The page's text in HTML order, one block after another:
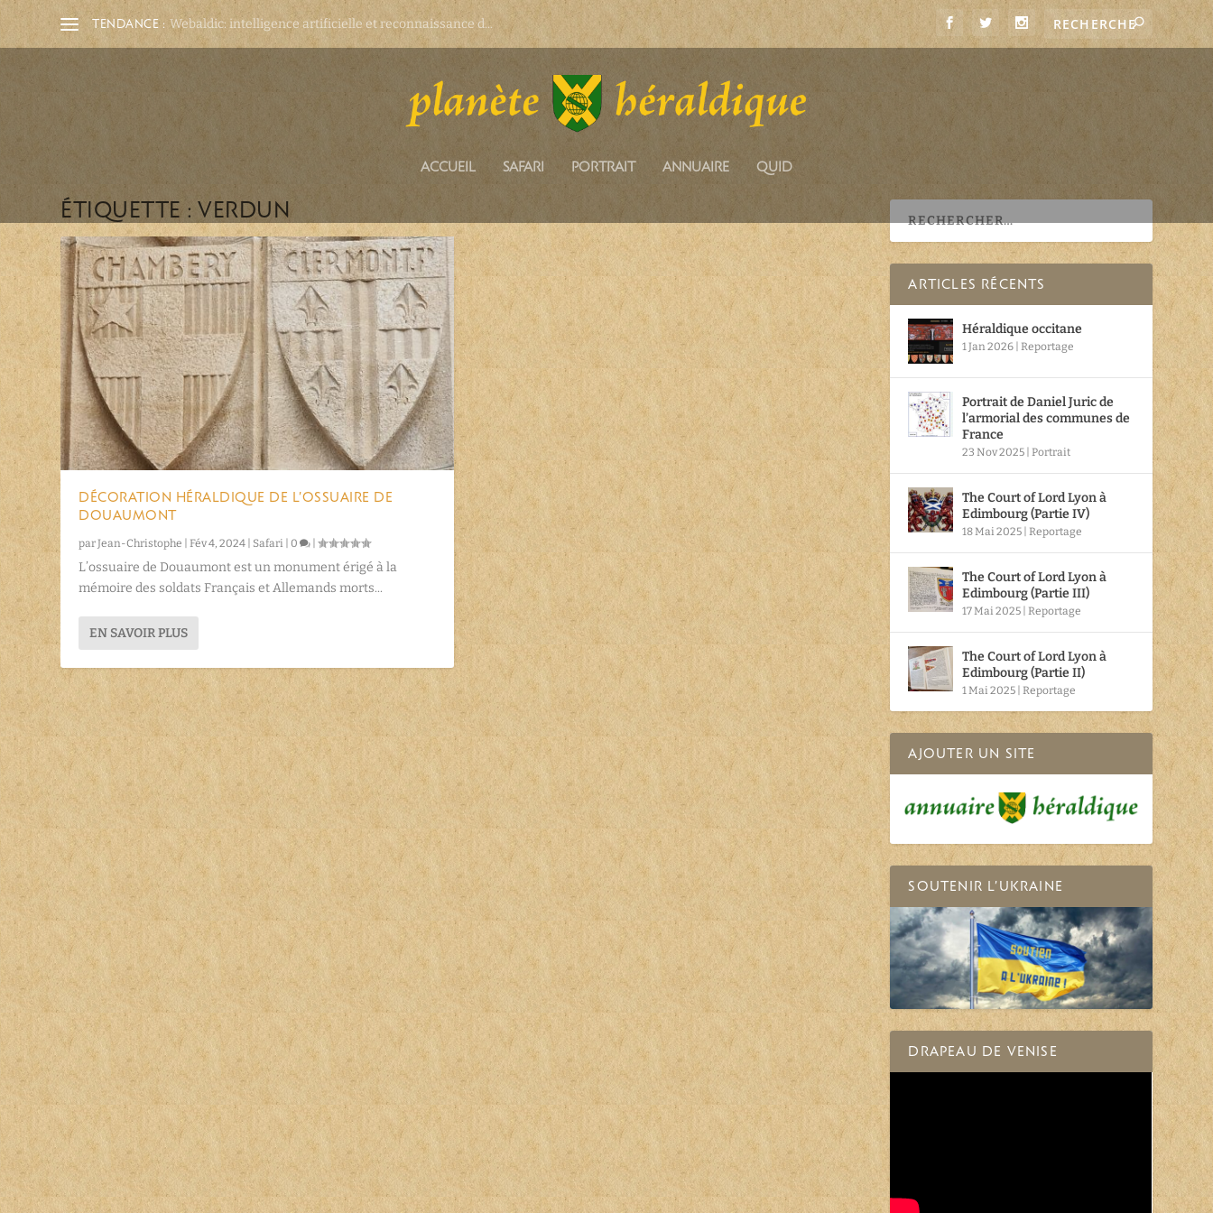
TENDANCE : Webaldic: intelligence artificielle et reconnaissance d...
ACCUEIL SAFARI PORTRAIT ANNUAIRE QUID
ÉTIQUETTE :VERDUN
DÉCORATION HÉRALDIQUE DE L’OSSUAIRE DE
DOUAUMONT
parJean-Christophe |Fév 4, 2024 Safari 0 |
L’ossuaire de Douaumont est un monument érigé à la
mémoire des soldats Français et Allemands morts...
EN SAVOIR PLUS
ARTICLES RÉCENTS
Héraldique occitane
1 Jan 2026 |Reportage
Portrait de Daniel Juric de
l’armorial des communes de
France
23 Nov 2025 |Portrait
The Court of Lord Lyon à
Edimbourg (Partie IV)
18 Mai 2025 |Reportage
The Court of Lord Lyon à
Edimbourg (Partie III)
17 Mai 2025 |Reportage
The Court of Lord Lyon à
Edimbourg (Partie II)
1 Mai 2025 |Reportage
AJOUTER UN SITE
SOUTENIR L’UKRAINE
DRAPEAU DE VENISE